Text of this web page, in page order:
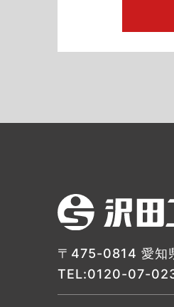
〒475-0814 愛知
TEL:0120-07-